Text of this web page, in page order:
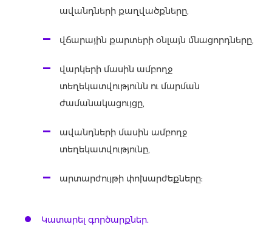
ավանդների քաղվածքները,
վճարային քարտերի օնլայն մնացորդները,
վարկերի մասին ամբողջ
տեղեկատվությունն ու մարման
ժամանակացույցը,
ավանդների մասին ամբողջ
տեղեկատվությունը,
արտարժույթի փոխարժեքները:
Կատարել գործարքներ.